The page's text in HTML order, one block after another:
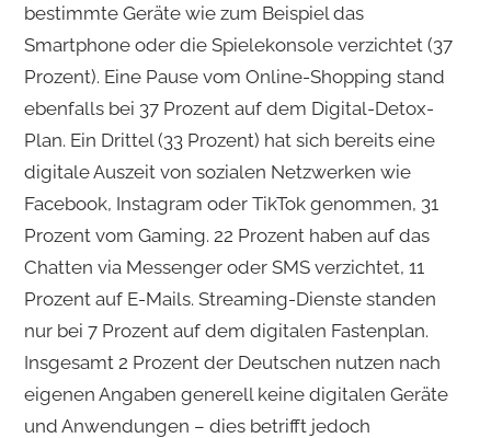
bestimmte Geräte wie zum Beispiel das
Smartphone oder die Spielekonsole verzichtet (37
Prozent). Eine Pause vom Online-Shopping stand
ebenfalls bei 37 Prozent auf dem Digital-Detox-
Plan. Ein Drittel (33 Prozent) hat sich bereits eine
digitale Auszeit von sozialen Netzwerken wie
Facebook, Instagram oder TikTok genommen, 31
Prozent vom Gaming. 22 Prozent haben auf das
Chatten via Messenger oder SMS verzichtet, 11
Prozent auf E-Mails. Streaming-Dienste standen
nur bei 7 Prozent auf dem digitalen Fastenplan.
Insgesamt 2 Prozent der Deutschen nutzen nach
eigenen Angaben generell keine digitalen Geräte
und Anwendungen – dies betrifft jedoch